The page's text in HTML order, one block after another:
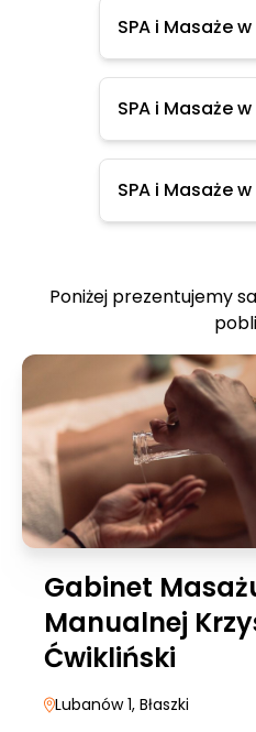
SPA i Masaże
SPA i Masaże
SPA i Masaże w
Poniżej prezentujemy
Gabinet
Manualnej
Ćwikliński
Lubanów 1, Błaszki